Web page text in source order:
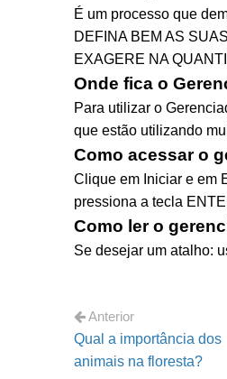
É um processo que
DEFINA BEM AS
EXAGERE NA
Onde fica o
Para utilizar o
que estão utilizando
Como acessar o
Clique em Iniciar e em
pressiona a tecla
Como ler o
Se desejar um atalho:
Anterior
Qual a importância dos
animais na floresta?